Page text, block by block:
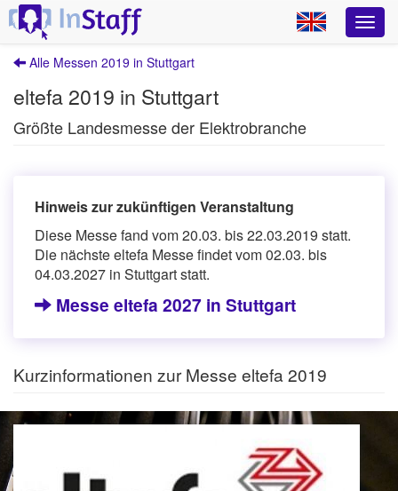
Alle Messen 2019 in Stuttgart
eltefa 2019 in Stuttgart
Größte Landesmesse der Elektrobranche
Hinweis zur zukünftigen Veranstaltung
Diese Messe fand vom 20.03. bis 22.03.2019 statt.
Die nächste eltefa Messe findet vom 02.03. bis
04.03.2027 in Stuttgart statt.
Messe eltefa 2027 in Stuttgart
Kurzinformationen zur Messe eltefa 2019